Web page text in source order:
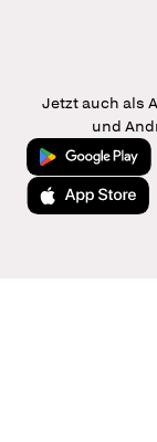
Jetzt auch als
und
Jetzt bei Google
Laden im App